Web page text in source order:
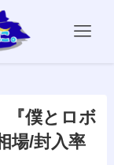
『僕とロボ
場/封入率